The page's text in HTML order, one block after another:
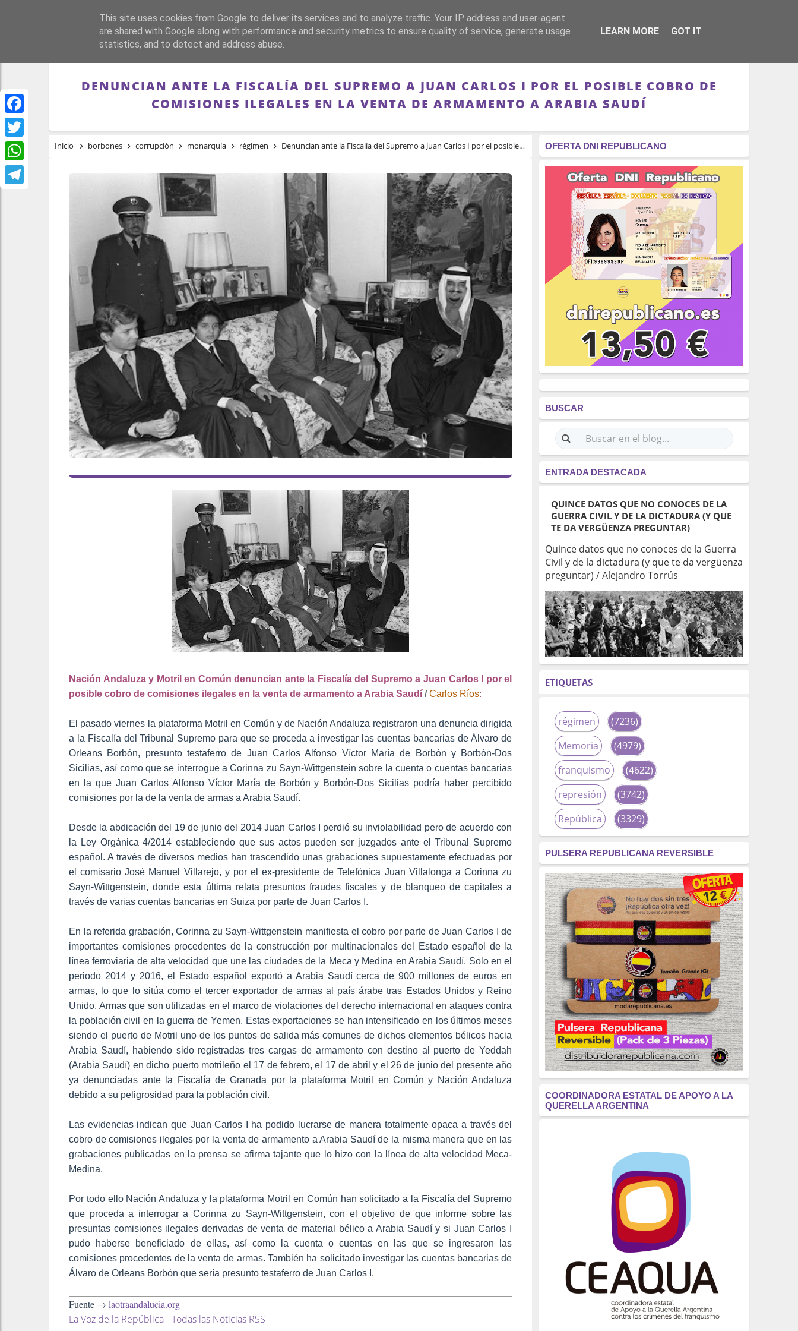
Facebook
Twitter
WhatsApp
PORTADA REPÚBLICA FRANQUISMO GUERRA DE ESPAÑA MEMORIA RÉGIMEN - MONARQUÍA
DENUNCIAN ANTE LA FISCALÍA DEL SUPREMO A JUAN CARLOS I POR EL POSIBLE COBRO DE
COMISIONES ILEGALES EN LA VENTA DE ARMAMENTO A ARABIA SAUDÍ
Inicio borbones corrupción monarquía régimen Denuncian ante la Fiscalía del Supremo a Juan Carlos I por el posible cobro de comisiones ilegales en la venta de armamento a Arabia Saudí
Nación Andaluza y Motril en Común denuncian ante la Fiscalía del Supremo a Juan Carlos I por el
posible cobro de comisiones ilegales en la venta de armamento a Arabia Saudí / Carlos Ríos:
El pasado viernes la plataforma Motril en Común y de Nación Andaluza registraron una denuncia dirigida
a la Fiscalía del Tribunal Supremo para que se proceda a investigar las cuentas bancarias de Álvaro de
Orleans Borbón, presunto testaferro de Juan Carlos Alfonso Víctor María de Borbón y Borbón-Dos
Sicilias, así como que se interrogue a Corinna zu Sayn-Wittgenstein sobre la cuenta o cuentas bancarias
en la que Juan Carlos Alfonso Víctor María de Borbón y Borbón-Dos Sicilias podría haber percibido
comisiones por la de la venta de armas a Arabia Saudí.
Desde la abdicación del 19 de junio del 2014 Juan Carlos I perdió su inviolabilidad pero de acuerdo con
la Ley Orgánica 4/2014 estableciendo que sus actos pueden ser juzgados ante el Tribunal Supremo
español. A través de diversos medios han trascendido unas grabaciones supuestamente efectuadas por
el comisario José Manuel Villarejo, y por el ex-presidente de Telefónica Juan Villalonga a Corinna zu
Sayn-Wittgenstein, donde esta última relata presuntos fraudes fiscales y de blanqueo de capitales a
través de varias cuentas bancarias en Suiza por parte de Juan Carlos I.
En la referida grabación, Corinna zu Sayn-Wittgenstein manifiesta el cobro por parte de Juan Carlos I de
importantes comisiones procedentes de la construcción por multinacionales del Estado español de la
línea ferroviaria de alta velocidad que une las ciudades de la Meca y Medina en Arabia Saudí. Solo en el
periodo 2014 y 2016, el Estado español exportó a Arabia Saudí cerca de 900 millones de euros en
armas, lo que lo sitúa como el tercer exportador de armas al país árabe tras Estados Unidos y Reino
Unido. Armas que son utilizadas en el marco de violaciones del derecho internacional en ataques contra
la población civil en la guerra de Yemen. Estas exportaciones se han intensificado en los últimos meses
siendo el puerto de Motril uno de los puntos de salida más comunes de dichos elementos bélicos hacia
Arabia Saudí, habiendo sido registradas tres cargas de armamento con destino al puerto de Yeddah
(Arabia Saudí) en dicho puerto motrileño el 17 de febrero, el 17 de abril y el 26 de junio del presente año
ya denunciadas ante la Fiscalía de Granada por la plataforma Motril en Común y Nación Andaluza
debido a su peligrosidad para la población civil.
Las evidencias indican que Juan Carlos I ha podido lucrarse de manera totalmente opaca a través del
cobro de comisiones ilegales por la venta de armamento a Arabia Saudí de la misma manera que en las
grabaciones publicadas en la prensa se afirma tajante que lo hizo con la línea de alta velocidad Meca-
Medina.
Por todo ello Nación Andaluza y la plataforma Motril en Común han solicitado a la Fiscalía del Supremo
que proceda a interrogar a Corinna zu Sayn-Wittgenstein, con el objetivo de que informe sobre las
presuntas comisiones ilegales derivadas de venta de material bélico a Arabia Saudí y si Juan Carlos I
pudo haberse beneficiado de ellas, así como la cuenta o cuentas en las que se ingresaron las
comisiones procedentes de la venta de armas. También ha solicitado investigar las cuentas bancarias de
Álvaro de Orleans Borbón que sería presunto testaferro de Juan Carlos I.
Fuente → laotraandalucia.org
La Voz de la República - Todas las Noticias RSS
OFERTA DNI REPUBLICANO
BUSCAR
ENTRADA DESTACADA
QUINCE DATOS QUE NO CONOCES DE LA
GUERRA CIVIL Y DE LA DICTADURA (Y QUE
TE DA VERGÜENZA PREGUNTAR)
Quince datos que no conoces de la Guerra
Civil y de la dictadura (y que te da vergüenza
preguntar) / Alejandro Torrús
ETIQUETAS
régimen
(7236)
Memoria
(4979)
franquismo
(4622)
represión
(3742)
República
(3329)
fascismo
(2677)
tardofranquismo
(2320)
Actualidad
(2319)
monarquía
(2253)
borbones
(2176)
Cultura
(2163)
Guerra
(1674)
genocidio
(1234)
mujer
(1070)
Eventos
(914)
Crímenes del franquismo
(721)
(699)
(607)
neofranquismo
(567)
Justicia Universal
Derechos Humanos
(522)
Nacionalcatolicismo
(514)
PULSERA REPUBLICANA REVERSIBLE
COORDINADORA ESTATAL DE APOYO A LA
QUERELLA ARGENTINA
This site uses cookies from Google to deliver its services and to analyze traffic. Your IP address and user-agent
are shared with Google along with performance and security metrics to ensure quality of service, generate usage
statistics, and to detect and address abuse.
LEARN MORE GOT IT